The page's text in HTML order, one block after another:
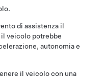
di assistenza il
il veicolo potrebbe
autonomia e
il veicolo con una